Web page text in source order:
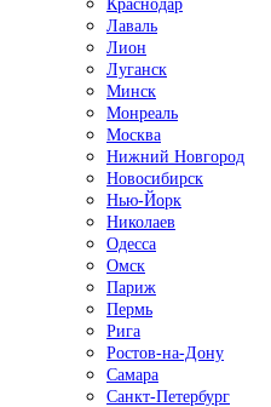
Краснодар
Лаваль
Лион
Луганск
Минск
Монреаль
Москва
Нижний Новгород
Новосибирск
Нью-Йорк
Николаев
Одесса
Омск
Париж
Пермь
Рига
Ростов-на-Дону
Самара
Санкт-Петербург